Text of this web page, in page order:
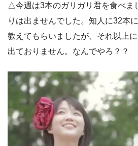
△今週は3本のガリガリ君を食べま
りは出ませんでした。知人に32本
教えてもらいましたが、それ以上
出ておりません。なんでやろ？？